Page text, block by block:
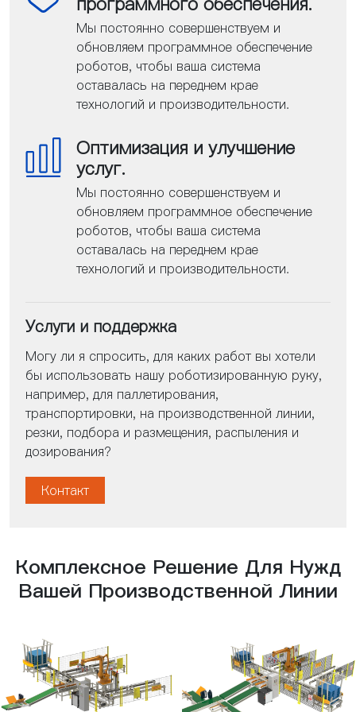
Мы постоянно совершенствуем и
обновляем программное обеспечение
роботов, чтобы ваша система
оставалась на переднем крае
технологий и производительности.
Оптимизация и улучшение
услуг.
Мы постоянно совершенствуем и
обновляем программное обеспечение
роботов, чтобы ваша система
оставалась на переднем крае
технологий и производительности.
Услуги и поддержка
Могу ли я спросить, для каких работ вы хотели
бы использовать нашу роботизированную руку,
например, для паллетирования,
транспортировки, на производственной линии,
резки, подбора и размещения, распыления и
дозирования?
Контакт
Комплексное Решение Для Нужд
Вашей Производственной Линии